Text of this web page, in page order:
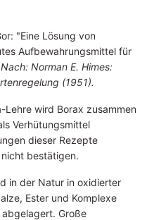
"Eine L ösung von
Aufbewahrungsmittel für
Nach: Norman E. Himes:
(1951).
wird Borax zusammen
Verhütungsmittel
dieser Rezepte
bestätigen.
in der Natur in oxidierter
Ester und Komplexe
Große